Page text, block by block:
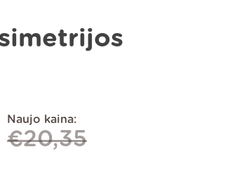
Naujo kaina:
€20,35